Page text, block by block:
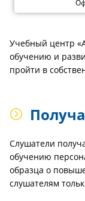
Учебный центр
обучению и
пройти в
Слушатели
обучению
образца о
слушателям